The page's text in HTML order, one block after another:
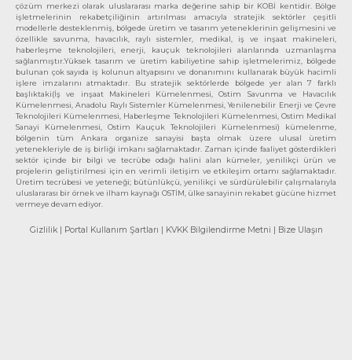
çözüm merkezi olarak uluslararası marka değerine sahip bir KOBİ kentidir. Bölge
işletmelerinin rekabetçiliğinin artırılması amacıyla stratejik sektörler çeşitli
modellerle desteklenmiş, bölgede üretim ve tasarım yeteneklerinin gelişmesini ve
özellikle savunma, havacılık, raylı sistemler, medikal, iş ve inşaat makineleri,
haberleşme teknolojileri, enerji, kauçuk teknolojileri alanlarında uzmanlaşma
sağlanmıştır.Yüksek tasarım ve üretim kabiliyetine sahip işletmelerimiz, bölgede
bulunan çok sayıda iş kolunun altyapısını ve donanımını kullanarak büyük hacimli
işlere imzalarını atmaktadır. Bu stratejik sektörlerde bölgede yer alan 7 farklı
başlıktaki(İş ve inşaat Makineleri Kümelenmesi, Ostim Savunma ve Havacılık
Kümelenmesi, Anadolu Raylı Sistemler Kümelenmesi, Yenilenebilir Enerji ve Çevre
Teknolojileri Kümelenmesi, Haberleşme Teknolojileri Kümelenmesi, Ostim Medikal
Sanayi Kümelenmesi, Ostim Kauçuk Teknolojileri Kümelenmesi) kümelenme,
bölgenin tüm Ankara organize sanayisi başta olmak üzere ulusal üretim
yetenekleriyle de iş birliği imkanı sağlamaktadır. Zaman içinde faaliyet gösterdikleri
sektör içinde bir bilgi ve tecrübe odağı halini alan kümeler, yenilikçi ürün ve
projelerin geliştirilmesi için en verimli iletişim ve etkileşim ortamı sağlamaktadır.
Üretim tecrübesi ve yeteneği; bütünlükçü, yenilikçi ve sürdürülebilir çalışmalarıyla
uluslararası bir örnek ve ilham kaynağı OSTİM, ülke sanayinin rekabet gücüne hizmet
vermeye devam ediyor.
Gizlilik | Portal Kullanım Şartları | KVKK Bilgilendirme Metni | Bize Ulaşın